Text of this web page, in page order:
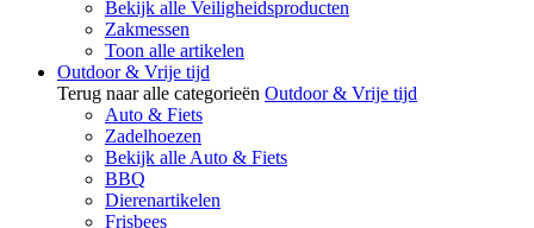
Bekijk alle Veiligheidsproducten
Zakmessen
Toon alle artikelen
Outdoor & Vrije tijd
Terug naar alle categorieën Outdoor & Vrije tijd
Auto & Fiets
Zadelhoezen
Bekijk alle Auto & Fiets
BBQ
Dierenartikelen
Frisbees